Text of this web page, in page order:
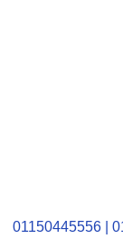
01150445556 |